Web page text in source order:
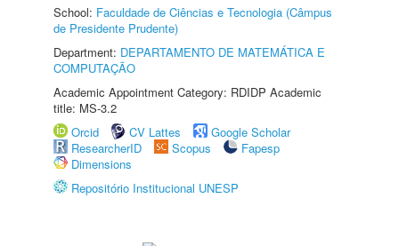
School: Faculdade de Ciências e Tecnologia (Câmpus
de Presidente Prudente)
Department: DEPARTAMENTO DE MATEMÁTICA E
COMPUTAÇÃO
Academic Appointment Category: RDIDP Academic
title: MS-3.2
Orcid
CV Lattes
Google Scholar
ResearcherID
Scopus
Fapesp
Dimensions
Repositório Institucional UNESP